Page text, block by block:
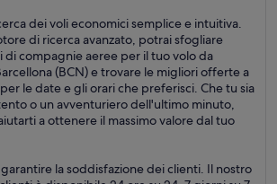
dei voli economici semplice e intuitiva.
di ricerca avanzato, potrai sfogliare
di compagnie aeree per il tuo volo da
(BCN) e trovare le migliori offerte a
le date e gli orari che preferisci. Che tu sia
o un avventuriero dell'ultimo minuto,
a ottenere il massimo valore dal tuo
la soddisfazione dei clienti. Il nostro